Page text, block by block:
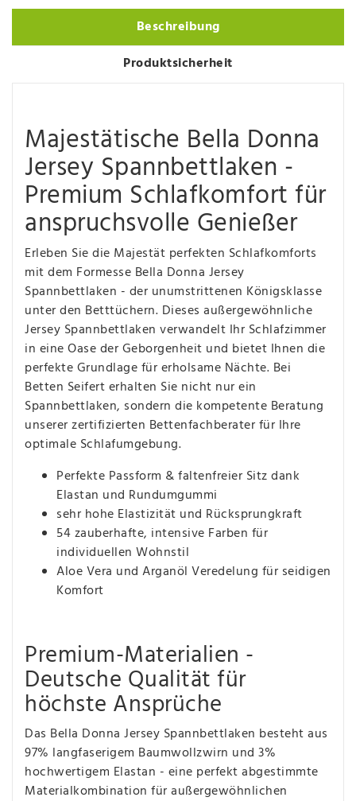
Beschreibung
Produktsicherheit
Majestätische Bella Donna
Jersey Spannbettlaken -
Premium Schlafkomfort für
anspruchsvolle Genießer
Erleben Sie die Majestät perfekten Schlafkomforts
mit dem Formesse Bella Donna Jersey
Spannbettlaken - der unumstrittenen Königsklasse
unter den Betttüchern. Dieses außergewöhnliche
Jersey Spannbettlaken verwandelt Ihr Schlafzimmer
in eine Oase der Geborgenheit und bietet Ihnen die
perfekte Grundlage für erholsame Nächte. Bei
Betten Seifert erhalten Sie nicht nur ein
Spannbettlaken, sondern die kompetente Beratung
unserer zertifizierten Bettenfachberater für Ihre
optimale Schlafumgebung.
Perfekte Passform & faltenfreier Sitz dank
Elastan und Rundumgummi
sehr hohe Elastizität und Rücksprungkraft
54 zauberhafte, intensive Farben für
individuellen Wohnstil
Aloe Vera und Arganöl Veredelung für seidigen
Komfort
Premium-Materialien -
Deutsche Qualität für
höchste Ansprüche
Das Bella Donna Jersey Spannbettlaken besteht aus
97% langfaserigem Baumwollzwirn und 3%
hochwertigem Elastan - eine perfekt abgestimmte
Materialkombination für außergewöhnlichen